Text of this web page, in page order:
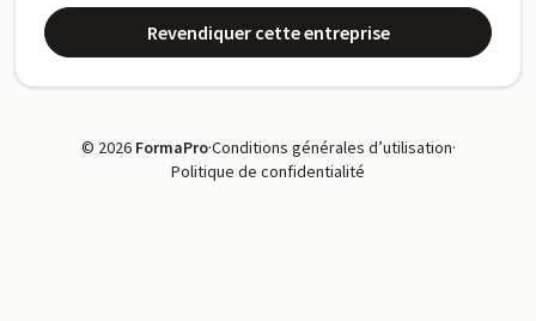
Revendiquer cette entreprise
© 2026 FormaPro·Conditions générales d’utilisation·
Politique de confidentialité